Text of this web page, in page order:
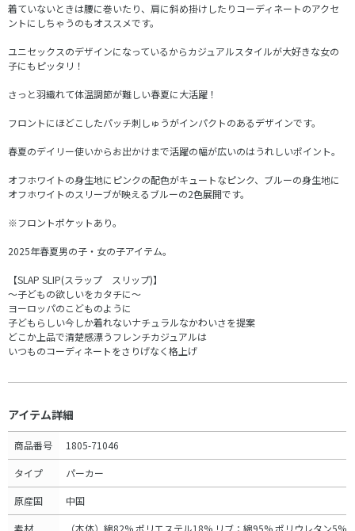
着ていないときは腰に巻いたり、肩に斜め掛けしたりコーディネートのアクセ
ントにしちゃうのもオススメです。
ユニセックスのデザインになっているからカジュアルスタイルが大好きな女の
子にもピッタリ！
さっと羽織れて体温調節が難しい春夏に大活躍！
フロントにほどこしたパッチ刺しゅうがインパクトのあるデザインです。
春夏のデイリー使いからお出かけまで活躍の幅が広いのはうれしいポイント。
オフホワイトの身生地にピンクの配色がキュートなピンク、ブルーの身生地に
オフホワイトのスリーブが映えるブルーの2色展開です。
※フロントポケットあり。
2025年春夏男の子・女の子アイテム。
【SLAP SLIP(スラップ スリップ)】
～子どもの欲しいをカタチに～
ヨーロッパのこどものように
子どもらしい今しか着れないナチュラルなかわいさを提案
どこか上品で清楚感漂うフレンチカジュアルは
いつものコーディネートをさりげなく格上げ
アイテム詳細
商品番号 1805-71046
タイプ パーカー
原産国 中国